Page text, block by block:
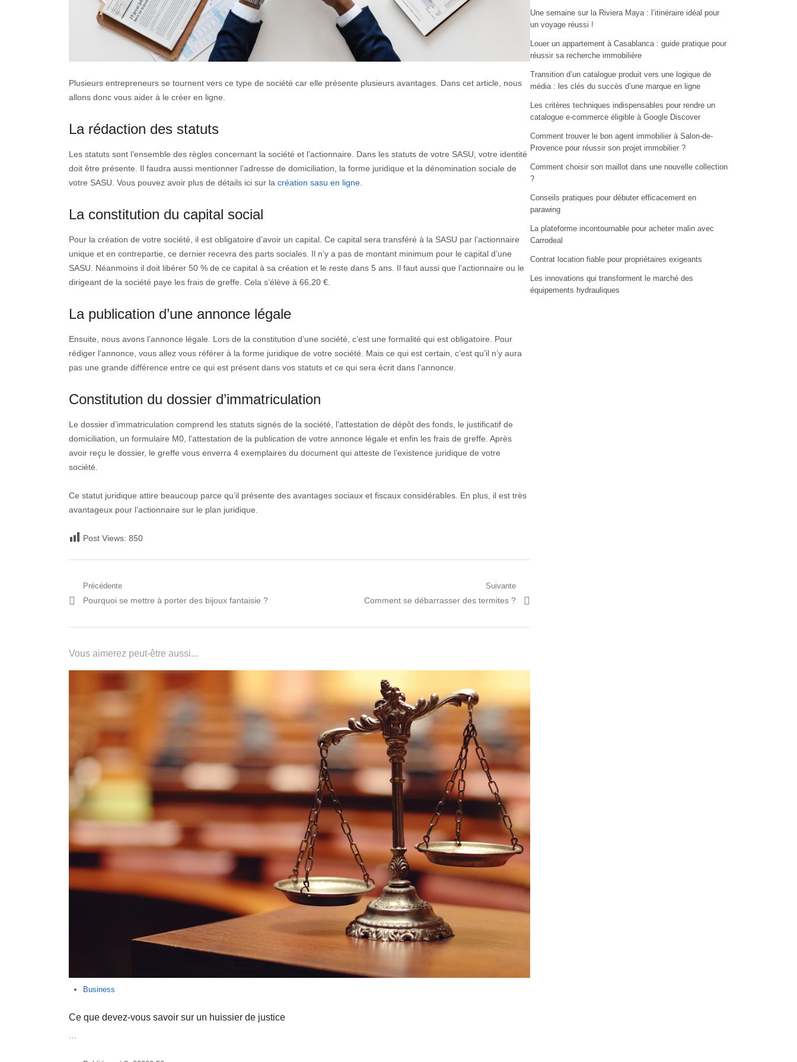
Plusieurs entrepreneurs se tournent vers ce type de société car elle présente plusieurs avantages. Dans cet article, nous
allons donc vous aider à le créer en ligne.
La rédaction des statuts
Les statuts sont l’ensemble des règles concernant la société et l’actionnaire. Dans les statuts de votre SASU, votre identité
doit être présente. Il faudra aussi mentionner l’adresse de domiciliation, la forme juridique et la dénomination sociale de
votre SASU. Vous pouvez avoir plus de détails ici sur la création sasu en ligne.
La constitution du capital social
Pour la création de votre société, il est obligatoire d’avoir un capital. Ce capital sera transféré à la SASU par l’actionnaire
unique et en contrepartie, ce dernier recevra des parts sociales. Il n’y a pas de montant minimum pour le capital d’une
SASU. Néanmoins il doit libérer 50 % de ce capital à sa création et le reste dans 5 ans. Il faut aussi que l’actionnaire ou le
dirigeant de la société paye les frais de greffe. Cela s’élève à 66,20 €.
La publication d’une annonce légale
Ensuite, nous avons l’annonce légale. Lors de la constitution d’une société, c’est une formalité qui est obligatoire. Pour
rédiger l’annonce, vous allez vous référer à la forme juridique de votre société. Mais ce qui est certain, c’est qu’il n’y aura
pas une grande différence entre ce qui est présent dans vos statuts et ce qui sera écrit dans l’annonce.
Constitution du dossier d’immatriculation
Le dossier d’immatriculation comprend les statuts signés de la société, l’attestation de dépôt des fonds, le justificatif de
domiciliation, un formulaire M0, l’attestation de la publication de votre annonce légale et enfin les frais de greffe. Après
avoir reçu le dossier, le greffe vous enverra 4 exemplaires du document qui atteste de l’existence juridique de votre
société.
Ce statut juridique attire beaucoup parce qu’il présente des avantages sociaux et fiscaux considérables. En plus, il est très
avantageux pour l’actionnaire sur le plan juridique.
Post Views: 850
Navigation
l’article
Précédente
Post
Pourquoi se mettre à porter des bijoux fantaisie ?
Suivante
Prochain
Comment se débarrasser des termites ?
Vous aimerez peut-être aussi...
Business
Ce que devez-vous savoir sur un huissier de justice
Une semaine sur la Riviera Maya : l’itinéraire idéal pour
un voyage réussi !
Louer un appartement à Casablanca : guide pratique pour
réussir sa recherche immobilière
Transition d’un catalogue produit vers une logique de
média : les clés du succès d’une marque en ligne
Les critères techniques indispensables pour rendre un
catalogue e-commerce éligible à Google Discover
Comment trouver le bon agent immobilier à Salon-de-
Provence pour réussir son projet immobilier ?
Comment choisir son maillot dans une nouvelle collection
?
Conseils pratiques pour débuter efficacement en
parawing
La plateforme incontournable pour acheter malin avec
Carrodeal
Contrat location fiable pour propriétaires exigeants
Les innovations qui transforment le marché des
équipements hydrauliques